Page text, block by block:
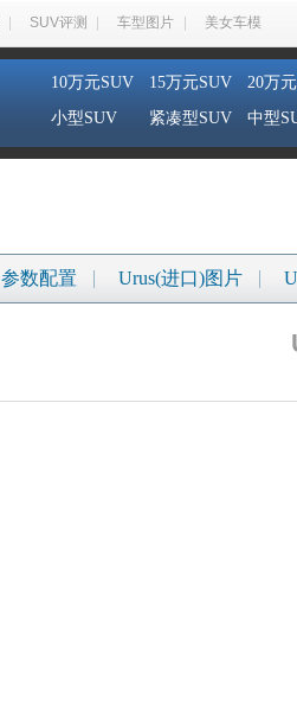
SUV评测 车型图片 美女车模
10万元SUV 15万元SUV
20万
小型SUV
紧凑型SUV 中型
参数配置 Urus(进口)图片